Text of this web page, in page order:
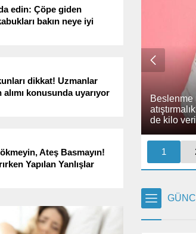
hem tok kalın hem
edin: Çöpe giden
bakın neye iyi
dikkat! Uzmanlar
alımı konusunda uyarıyor
Ateş Basmayın!
Yapılan Yanlışlar
uzmanları açıkladı: Bu
İlaçlara
sarımsak
1